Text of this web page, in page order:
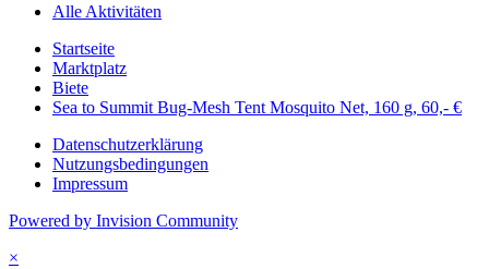
Alle Aktivitäten
Startseite
Marktplatz
Biete
Sea to Summit Bug-Mesh Tent Mosquito Net, 160 g, 60,- €
Datenschutzerklärung
Nutzungsbedingungen
Impressum
Powered by Invision Community
×